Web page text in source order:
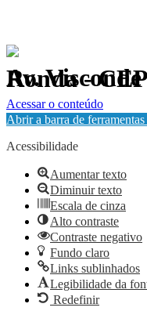
Av. Visconde de Taunay,
Política de Privacidade.
Acessar o conteúdo
Abrir a barra de ferramentas
Acessibilidade
Aumentar texto
Diminuir texto
Escala de cinza
Alto contraste
Contraste negativo
Fundo claro
Links sublinhados
Legibilidade da
Redefinir